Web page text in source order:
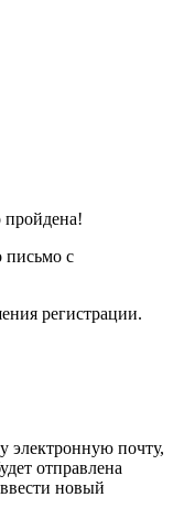
пройдена!
письмо с
регистрации.
электронную почту,
отправлена
новый